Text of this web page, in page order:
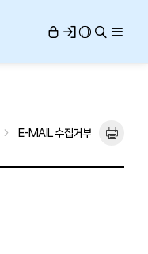
E-MAIL 수집거부